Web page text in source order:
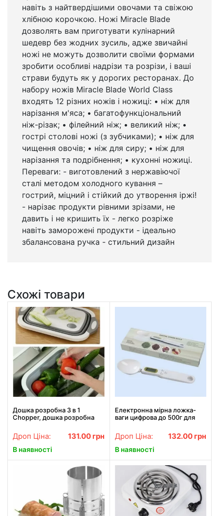
навіть з найтвердішими овочами та свіжою
хлібною корочкою. Ножі Miracle Blade
дозволять вам приготувати кулінарний
шедевр без жодних зусиль, адже звичайні
ножі не можуть дозволити своїми формами
зробити особливі надрізи та розрізи, і ваші
страви будуть як у дорогих ресторанах. До
набору ножів Miracle Blade World Class
входять 12 різних ножів і ножиці: • ніж для
нарізання м'яса; • багатофункціональний
ніж-різак; • філейний ніж; • великий ніж; •
гострі столові ножі (з зубчиками); • ніж для
чищення овочів; • ніж для сиру; • ніж для
нарізання та подрібнення; • кухонні ножиці.
Переваги: - виготовлений з нержавіючої
сталі методом холодного кування –
гострий, міцний і стійкий до утворення іржі!
- нарізає продукти рівними зрізами, не
давить і не кришить їх - легко розріже
навіть заморожені продукти - ідеально
збалансована ручка - стильний дизайн
Схожі товари
Дошка розробна 3 в 1
Chopper, дошка розробна
дошка для кухні, дошка
трансформер
Дроп Ціна: 131.00 грн
В наявності
Електронна мірна ложка-
ваги цифрова до 500г для
Дроп Ціна: 132.00 грн
В наявності